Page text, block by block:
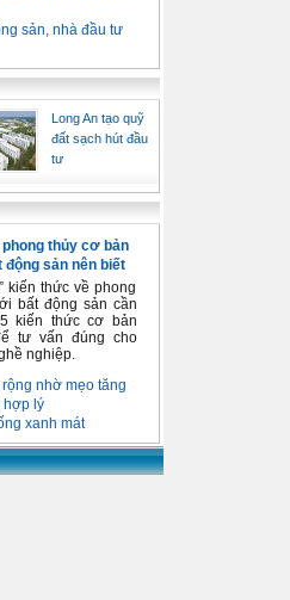
sản, nhà đầu tư
Long An tạo quỹ
đất sạch hút đầu
tư
thủy cơ bản
sản nên biết
kiến thức về phong
bất động sản cần
kiến thức cơ bản
tư vấn đúng cho
nghiệp.
nhờ mẹo tăng
hợp lý
xanh mát